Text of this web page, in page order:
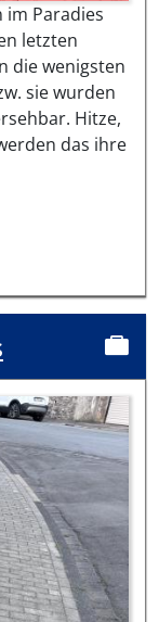
im Paradies
letzten
die wenigsten
sie wurden
Hitze,
das ihre